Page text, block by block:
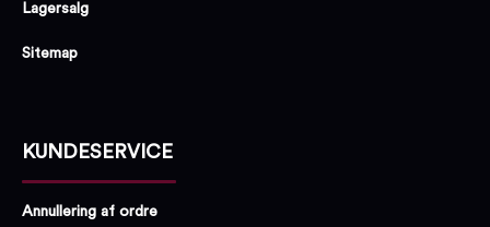
Lagersalg
Sitemap
KUNDESERVICE
Annullering af ordre